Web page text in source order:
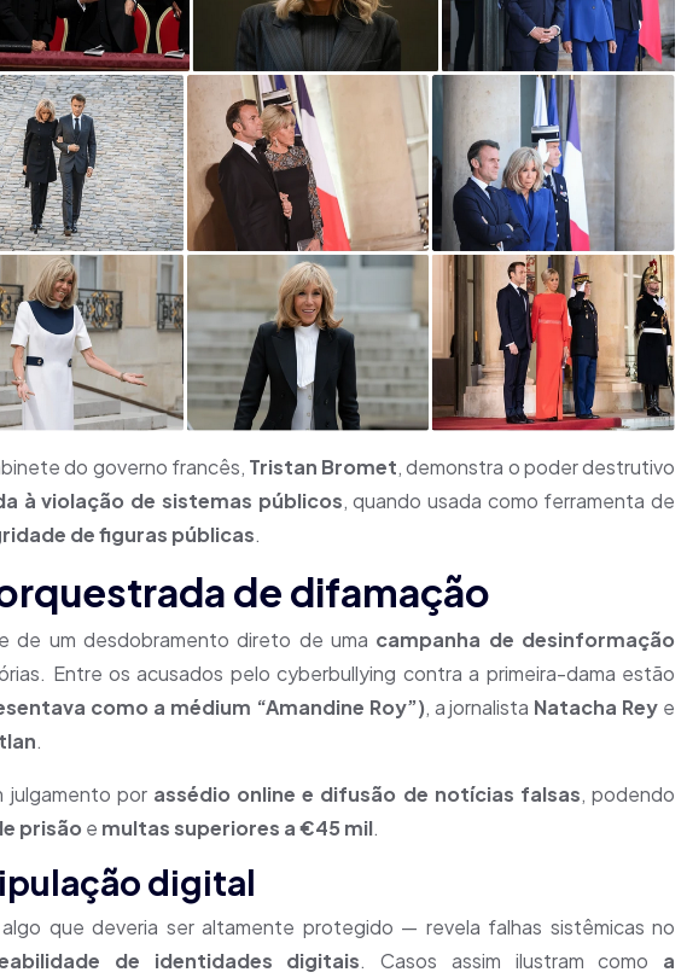
do governo francês, Tristan Bromet, demonstra o poder destrutivo
à violação de sistemas públicos, quando usada como ferramenta de
de figuras públicas.
de difamação
de um desdobramento direto de uma campanha de desinformação
Entre os acusados pelo cyberbullying contra a primeira-dama estão
como a médium “Amandine Roy”), a jornalista Natacha Rey e
.
julgamento por assédio online e difusão de notícias falsas, podendo
prisão e multas superiores a €45 mil.
digital
que deveria ser altamente protegido — revela falhas sistêmicas no
de identidades digitais. Casos assim ilustram como a